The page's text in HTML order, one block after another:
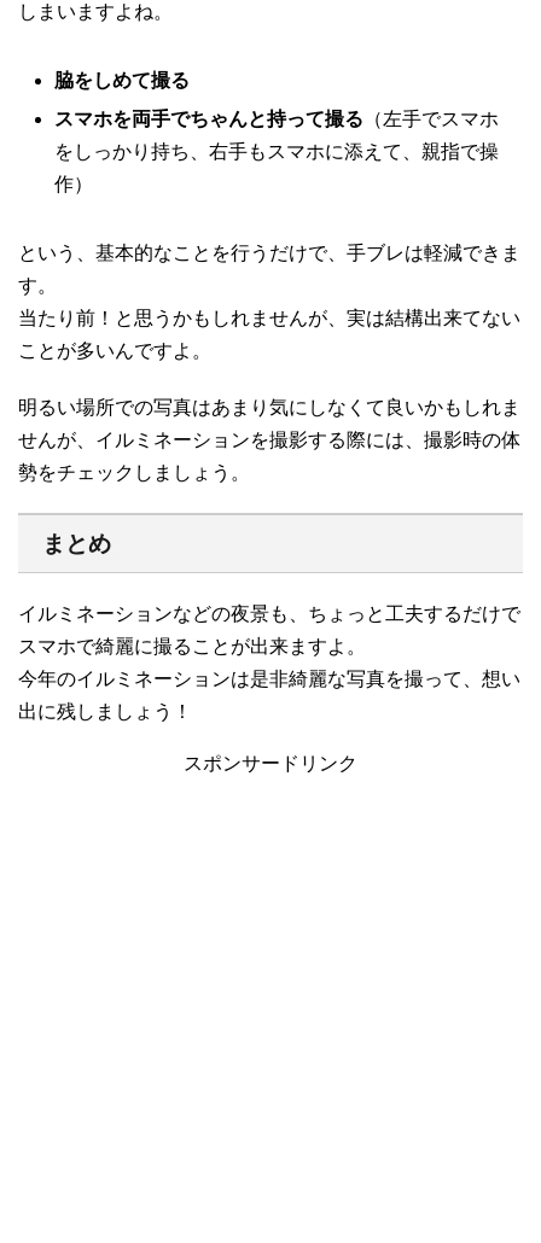
しまいますよね。
脇をしめて撮る
スマホを両手でちゃんと持って撮る （左手でスマホ
をしっかり持ち、右手もスマホに添えて、親指で操
作）
という、基本的なことを行うだけで、手ブレは軽減できま
す。
当たり前！と思うかもしれませんが、実は結構出来てない
ことが多いんですよ。
明るい場所での写真はあまり気にしなくて良いかもしれま
せんが、イルミネーションを撮影する際には、撮影時の体
勢をチェックしましょう。
まとめ
イルミネーションなどの夜景も、ちょっと工夫するだけで
スマホで綺麗に撮ることが出来ますよ。
今年のイルミネーションは是非綺麗な写真を撮って、想い
出に残しましょう！
スポンサードリンク